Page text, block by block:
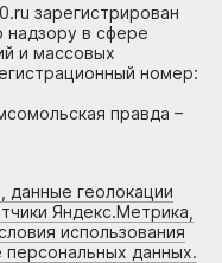
зарегистрирован
в сфере
и массовых
номер:
правда –
данные геолокации
Яндекс.Метрика,
использования
данных.